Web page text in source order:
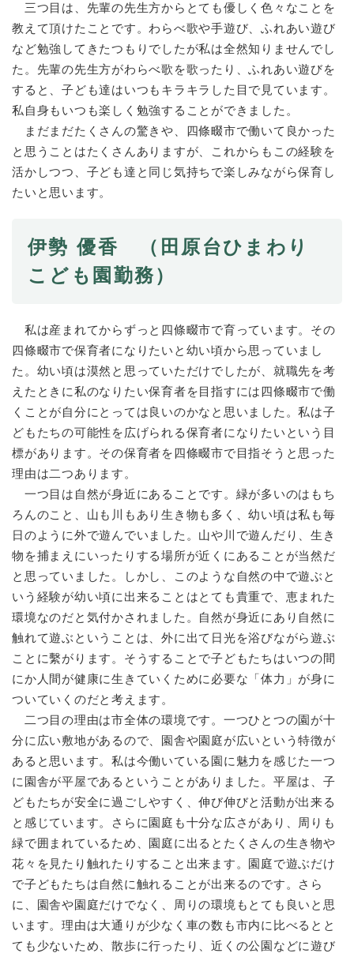
三つ目は、先輩の先生方からとても優しく色々なことを
教えて頂けたことです。わらべ歌や手遊び、ふれあい遊び
など勉強してきたつもりでしたが私は全然知りませんでし
た。先輩の先生方がわらべ歌を歌ったり、ふれあい遊びを
すると、子ども達はいつもキラキラした目で見ています。
私自身もいつも楽しく勉強することができました。
まだまだたくさんの驚きや、四條畷市で働いて良かった
と思うことはたくさんありますが、これからもこの経験を
活かしつつ、子ども達と同じ気持ちで楽しみながら保育し
たいと思います。
伊勢 優香 （田原台ひまわり
こども園勤務）
私は産まれてからずっと四條畷市で育っています。その
四條畷市で保育者になりたいと幼い頃から思っていまし
た。幼い頃は漠然と思っていただけでしたが、就職先を考
えたときに私のなりたい保育者を目指すには四條畷市で働
くことが自分にとっては良いのかなと思いました。私は子
どもたちの可能性を広げられる保育者になりたいという目
標があります。その保育者を四條畷市で目指そうと思った
理由は二つあります。
一つ目は自然が身近にあることです。緑が多いのはもち
ろんのこと、山も川もあり生き物も多く、幼い頃は私も毎
日のように外で遊んでいました。山や川で遊んだり、生き
物を捕まえにいったりする場所が近くにあることが当然だ
と思っていました。しかし、このような自然の中で遊ぶと
いう経験が幼い頃に出来ることはとても貴重で、恵まれた
環境なのだと気付かされました。自然が身近にあり自然に
触れて遊ぶということは、外に出て日光を浴びながら遊ぶ
ことに繫がります。そうすることで子どもたちはいつの間
にか人間が健康に生きていくために必要な「体力」が身に
ついていくのだと考えます。
二つ目の理由は市全体の環境です。一つひとつの園が十
分に広い敷地があるので、園舎や園庭が広いという特徴が
あると思います。私は今働いている園に魅力を感じた一つ
に園舎が平屋であるということがありました。平屋は、子
どもたちが安全に過ごしやすく、伸び伸びと活動が出来る
と感じています。さらに園庭も十分な広さがあり、周りも
緑で囲まれているため、園庭に出るとたくさんの生き物や
花々を見たり触れたりすること出来ます。園庭で遊ぶだけ
で子どもたちは自然に触れることが出来るのです。さら
に、園舎や園庭だけでなく、周りの環境もとても良いと思
います。理由は大通りが少なく車の数も市内に比べるとと
ても少ないため、散歩に行ったり、近くの公園などに遊び